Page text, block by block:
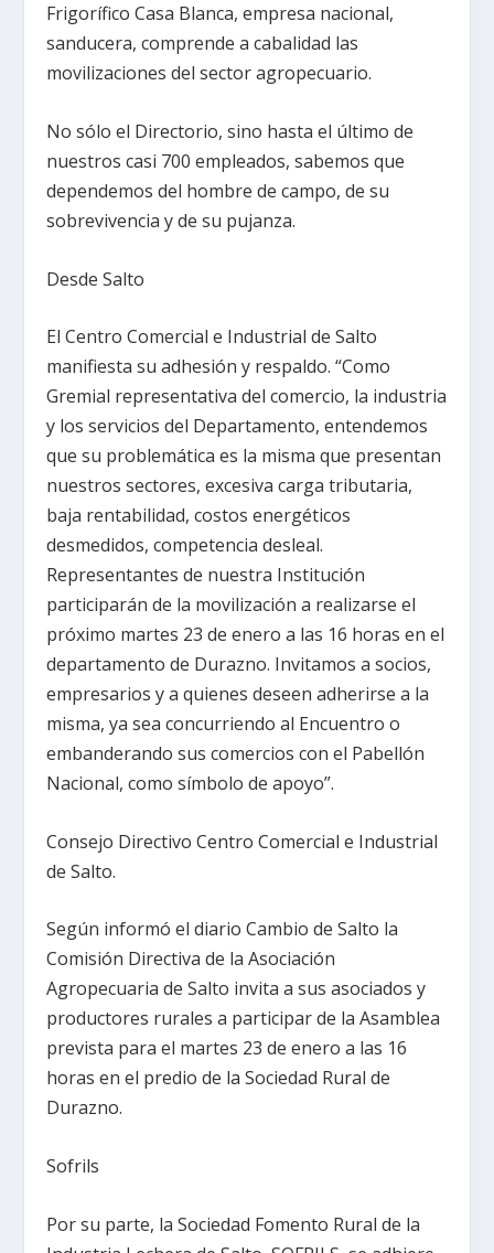
Frigorífico Casa Blanca, empresa nacional,
sanducera, comprende a cabalidad las
movilizaciones del sector agropecuario.
No sólo el Directorio, sino hasta el último de
nuestros casi 700 empleados, sabemos que
dependemos del hombre de campo, de su
sobrevivencia y de su pujanza.
Desde Salto
El Centro Comercial e Industrial de Salto
manifiesta su adhesión y respaldo. “Como
Gremial representativa del comercio, la industria
y los servicios del Departamento, entendemos
que su problemática es la misma que presentan
nuestros sectores, excesiva carga tributaria,
baja rentabilidad, costos energéticos
desmedidos, competencia desleal.
Representantes de nuestra Institución
participarán de la movilización a realizarse el
próximo martes 23 de enero a las 16 horas en el
departamento de Durazno. Invitamos a socios,
empresarios y a quienes deseen adherirse a la
misma, ya sea concurriendo al Encuentro o
embanderando sus comercios con el Pabellón
Nacional, como símbolo de apoyo”.
Consejo Directivo Centro Comercial e Industrial
de Salto.
Según informó el diario Cambio de Salto la
Comisión Directiva de la Asociación
Agropecuaria de Salto invita a sus asociados y
productores rurales a participar de la Asamblea
prevista para el martes 23 de enero a las 16
horas en el predio de la Sociedad Rural de
Durazno.
Sofrils
Por su parte, la Sociedad Fomento Rural de la